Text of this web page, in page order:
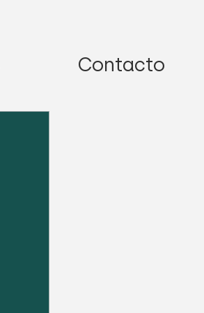
Contacto